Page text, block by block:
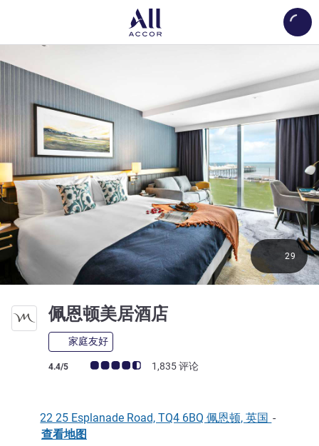
佩恩顿美居酒店
家庭友好
客户意见评级 (ALL 评级)
4.4/5 1,835 评论
29
22 25 Esplanade Road, TQ4 6BQ 佩恩顿, 英国 -
查看地图